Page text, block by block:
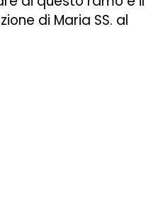
di Maria SS. al